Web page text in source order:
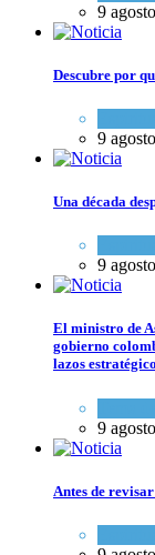
9
Descubre por
9
Una década
9
El ministro de
gobierno
lazos
9
Antes de